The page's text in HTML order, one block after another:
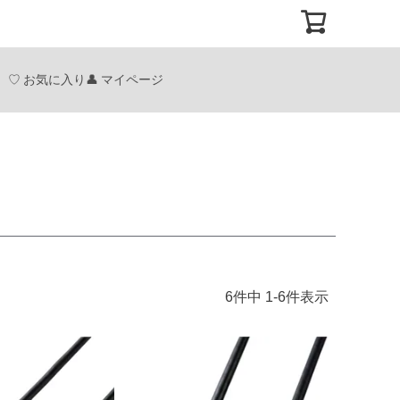
お気に入り マイページ
6件中 1-6件表示